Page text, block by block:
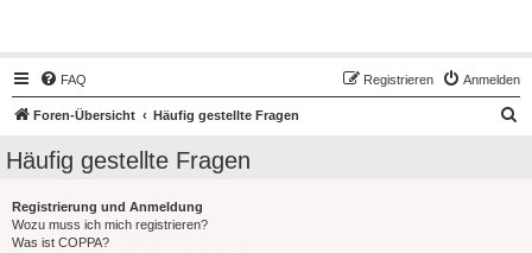
FAQ Anmelden
Registrieren
Foren-Übersicht Häufig gestellte Fragen
Häufig gestellte Fragen
Registrierung und Anmeldung
Wozu muss ich mich registrieren?
Was ist COPPA?